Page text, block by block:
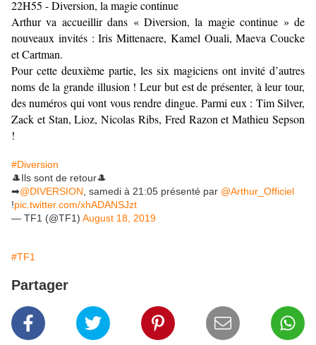
22H55 - Diversion, la magie continue
Arthur va accueillir dans « Diversion, la magie continue » de
nouveaux invités : Iris Mittenaere, Kamel Ouali, Maeva Coucke
et Cartman.
Pour cette deuxième partie, les six magiciens ont invité d’autres
noms de la grande illusion ! Leur but est de présenter, à leur tour,
des numéros qui vont vous rendre dingue. Parmi eux : Tim Silver,
Zack et Stan, Lioz, Nicolas Ribs, Fred Razon et Mathieu Sepson
!
#Diversion
🎩Ils sont de retour🎩
➡@DIVERSION , samedi à 21:05 présenté par @Arthur_Officiel
!pic.twitter.com/xhADANSJzt
— TF1 (@TF1) August 18, 2019
#TF1
Partager